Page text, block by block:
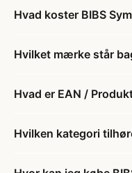
Hvad koster BIBS
Hvilket mærke står
Hvad er EAN /
Hvilken kategori